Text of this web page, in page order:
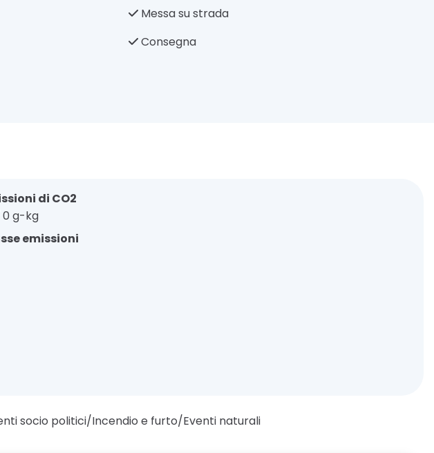
Messa su strada
Consegna
di CO2
0 g-kg
emissioni
socio politici/Incendio e furto/Eventi naturali